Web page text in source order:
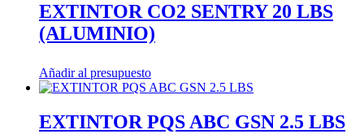
EXTINTOR CO2 SENTRY 20 LBS
(ALUMINIO)
Añadir al presupuesto
EXTINTOR PQS ABC GSN 2.5 LBS